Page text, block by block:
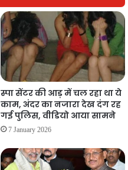
स्पा सेंटर की आड़ में चल रहा था ये
काम, अंदर का नजारा देख दंग रह
गई पुलिस, वीडियो आया सामने
7 January 2026